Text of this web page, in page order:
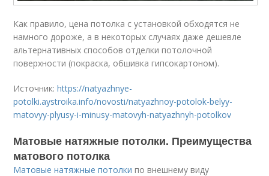
Как правило, цена потолка с установкой обходятся не
намного дороже, а в некоторых случаях даже дешевле
альтернативных способов отделки потолочной
поверхности (покраска, обшивка гипсокартоном).
Источник:https://natyazhnye-
potolki.aystroika.info/novosti/natyazhnoy-potolok-belyy-
matovyy-plyusy-i-minusy-matovyh-natyazhnyh-potolkov
Матовые натяжные потолки. Преимущества
матового потолка
Матовые натяжные потолки по внешнему виду